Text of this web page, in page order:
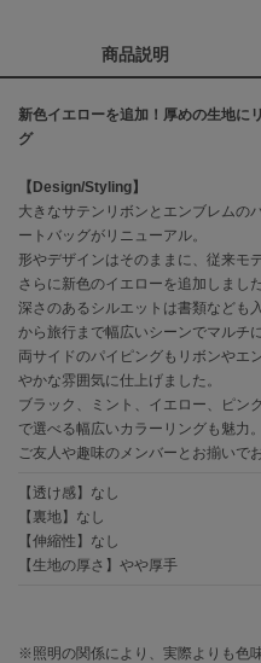
célon
Clarks Premium
クラークス
CODE A
コードエー
COLE HAAN
コール ハーン
CONVERSE
コンバース
DANSKIN
ダンスキン
エイミー イストワール
商品説明
新色イエローを追加！厚めの生地に
グ
【Design/Styling】
大きなサテンリボンとエンブレムの
ートバッグがリニューアル。
形やデザインはそのままに、従来モ
さらに新色のイエローを追加しました
深さのあるシルエットは書類なども
から旅行まで幅広いシーンでマルチ
両サイドのパイピングもリボンやエ
やかな雰囲気に仕上げました。
ブラック、ミント、イエロー、ピン
で選べる幅広いカラーリングも魅力。
ご友人や趣味のメンバーとお揃いで
【透け感】なし
【裏地】なし
【伸縮性】なし
【生地の厚さ】やや厚手
※照明の関係により、実際よりも色